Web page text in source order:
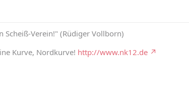
Scheiß-Verein!" (Rüdiger Vollborn)
Kurve, Nordkurve! http://www.nk12.de